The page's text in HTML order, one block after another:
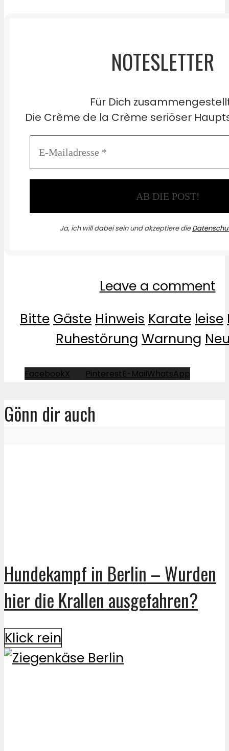
NOTESLETTER
Für Dich
Die Crème de la Crème seriöser
Ja, ich will dabei sein und akzeptiere die
Leave a comment
Bitte Gäste Hinweis Karate leise
Ruhestörung Warnung
FacebookX PinterestE-MailWhatsApp
Gönn dir auch
Hundekampf in Berlin – Wurden
hier die Krallen ausgefahren?
Klick rein